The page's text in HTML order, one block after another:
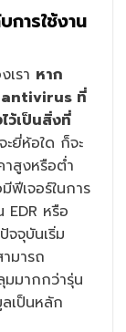
ารใช้งาน
รา หาก
antivirus ที่
เป็นสิ่งที่
ยี่ห้อใด ก็จะ
าสูงหรือต่ำ
ฟีเจอร์ในการ
EDR หรือ
จุบันเริ่ม
มารถ
มากกว่ารุ่น
เป็นหลัก